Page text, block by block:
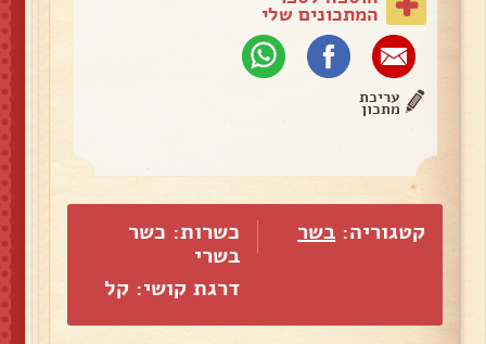
המתכונים שלי
עריכת
מתכון
קטגוריה: בשר
כשרות: כשר
בשרי
דרגת קושי: קל